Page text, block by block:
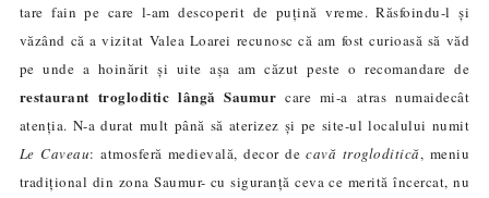
tare fain pe care l-am descoperit de puțină vreme. Răsfoindu-l și
văzând că a vizitat Valea Loarei recunosc că am fost curioasă să văd
pe unde a hoinărit și uite așa am căzut peste o recomandare de
restaurant trogloditic lângăSaumur care mi-a atras numaidecât
atenția. N-a durat mult până să aterizez și pe site-ul localului numit
Le Caveau: atmosferă medievală, decor decavă trogloditică, meniu
tradițional din zona Saumur- cu siguranță ceva ce merită încercat, nu